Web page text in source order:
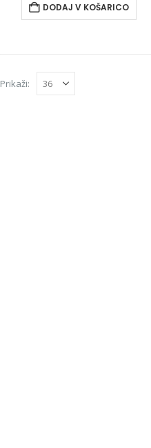
DODAJ V KOŠARICO
Prikaži: